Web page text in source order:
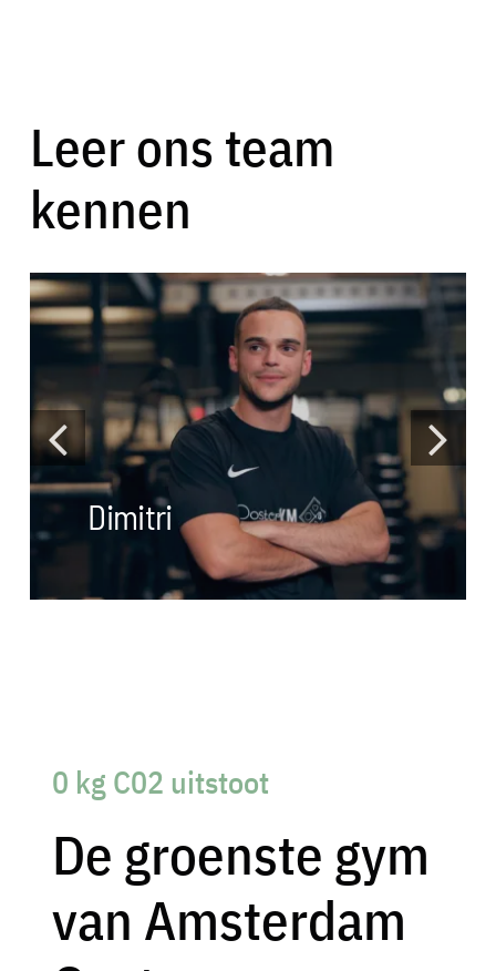
Leer ons team
kennen
Dimitri
0 kg C02 uitstoot
De groenste gym
van Amsterdam